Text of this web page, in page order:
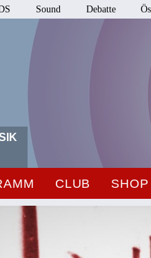
Sound Debatte
CLUB SHOP